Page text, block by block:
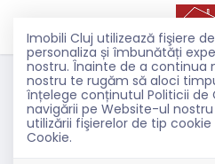
Imobili Cluj utilizează fişiere
personaliza și îmbunătăți
nostru. Înainte de a continua
nostru te rugăm să aloci
înțelege conținutul Politicii de
navigării pe Website-ul
utilizării fişierelor de tip
Cookie.
Inchiriere
Apartamente
Cluj-Napoca
Zorilor